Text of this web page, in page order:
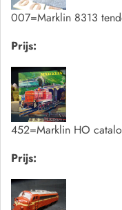
007=Marklin 8313
Prijs:
452=Marklin HO
Prijs: